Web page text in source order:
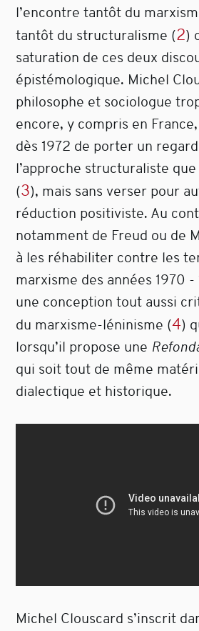
l’encontre tantôt du
tantôt du structuralisme (2)
saturation de ces deux
épistémologique. Michel
philosophe et sociologue
encore, y compris en France,
dès 1972 de porter un
l’approche structuraliste
(3), mais sans verser pour
réduction positiviste. Au
notamment de Freud ou de
à les réhabiliter contre les
marxisme des années 1970 -
une conception tout aussi
du marxisme-léninisme (4)
lorsqu’il propose une
qui soit tout de même
dialectique et historique.
Michel Clouscard s’inscrit